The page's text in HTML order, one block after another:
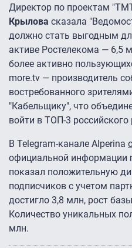
Директор по проектам
Крылова сказала
должно стать выгодным
активе Ростелекома — 6,5
более активно
more.tv — производитель
востребованного
"Кабельщику", что
войти в ТОП-3 российского
В Telegram-канале Alperina
официальной информации
показал положительную
подписчиков с учетом
достигло 3,8 млн, рост
Количество уникальных
млн.